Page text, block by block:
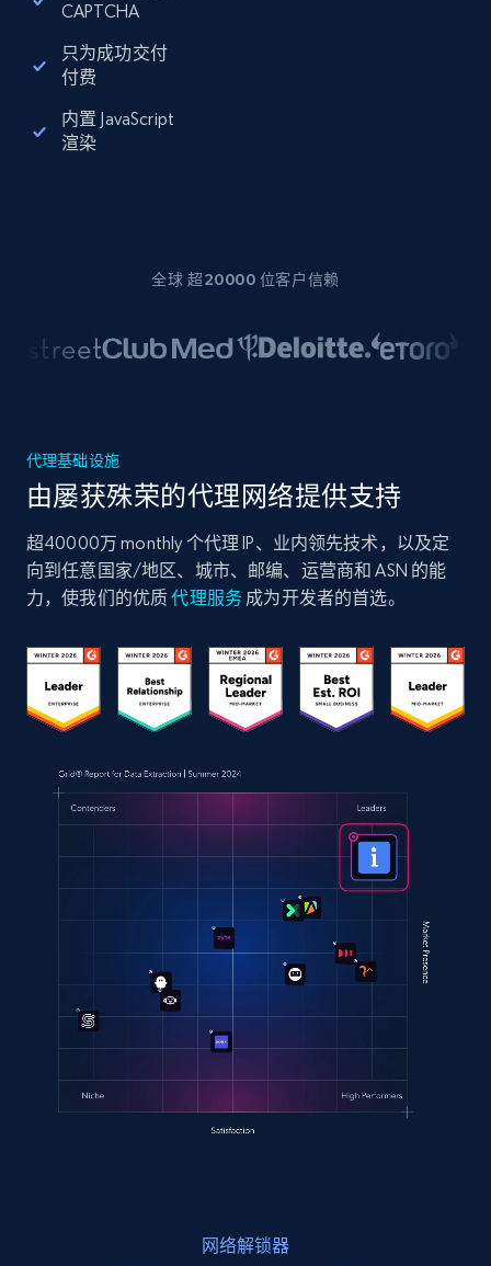
CAPTCHA
只为成功交付
付费
内置 JavaScript
渲染
全球 超20000 位客户信赖
代理基础设施
由屡获殊荣的代理网络提供支持
超40000万 monthly 个代理 IP、业内领先技术，以及定
向到任意国家/地区、城市、邮编、运营商和 ASN 的能
力，使我们的优质代理服务 成为开发者的首选。
网络解锁器